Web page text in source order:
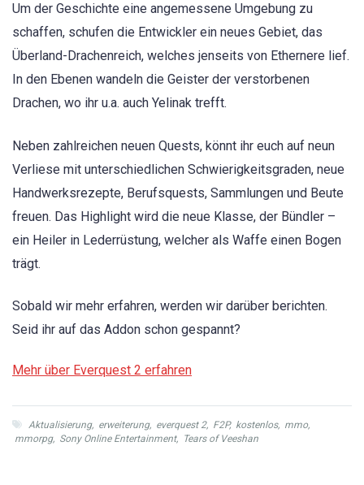
Um der Geschichte eine angemessene Umgebung zu
schaffen, schufen die Entwickler ein neues Gebiet, das
Überland-Drachenreich, welches jenseits von Ethernere lief.
In den Ebenen wandeln die Geister der verstorbenen
Drachen, wo ihr u.a. auch Yelinak trefft.
Neben zahlreichen neuen Quests, könnt ihr euch auf neun
Verliese mit unterschiedlichen Schwierigkeitsgraden, neue
Handwerksrezepte, Berufsquests, Sammlungen und Beute
freuen. Das Highlight wird die neue Klasse, der Bündler –
ein Heiler in Lederrüstung, welcher als Waffe einen Bogen
trägt.
Sobald wir mehr erfahren, werden wir darüber berichten.
Seid ihr auf das Addon schon gespannt?
Mehr über Everquest 2 erfahren
Aktualisierung, erweiterung, everquest 2, F2P, kostenlos, mmo,
mmorpg, Sony Online Entertainment, Tears of Veeshan